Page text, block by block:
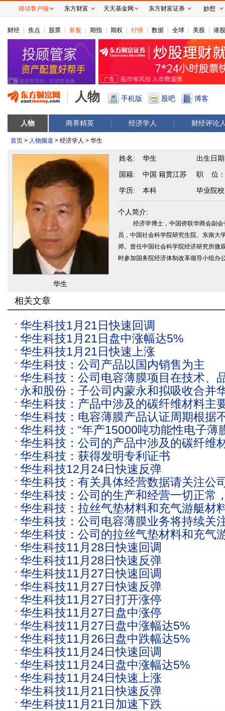
财经 焦点 股票 新股 期指 期权 行情 数据 全球 美股 港股
人物 手机版 股吧 博客
人物 商界精英 经济学人 财经评论
首页 > 人物频道 > 经济学人 > 华生
华生
姓名: 华生 出生日
国籍: 中国 籍贯江苏 职 位：
学历: 本科 毕业院
个人简介:
经济学博士，中国侨联华商会副
员，中国社会科学院研究生院、东南大
师。曾任中国社会科学院经济研究所微
时参加国务院经济体制改革领导小组办
相关文章
华生科技1月21日快速回调
华生科技1月21日盘中涨幅达5%
华生科技1月21日快速上涨
华生科技：公司产品以国内销售为主
华生科技：公司电容薄膜项目在技术、
在稳步推进
永和股份：子公司内蒙永和拟吸收合并
华生科技：产品中涉及的碳纤维材料主
布复合面料
华生科技：电容薄膜产品认证周期根据
同的应用场景会有所不同
华生科技：“年产15000吨功能性电子薄
目”目前正顺利有序推进中
华生科技：公司的产品中涉及的碳纤维
纤维基布复合面料，具有相关发明专利
华生科技：获得发明专利证书
华生科技12月24日快速反弹
华生科技：有关具体经营数据请关注公
华生科技：公司的生产和经营一切正常
发展态势
华生科技：拉丝气垫材料和充气游艇材
欧盟国家
华生科技：公司电容薄膜业务将持续关
沿
华生科技：公司的拉丝气垫材料和充气
出口至欧盟国家
华生科技11月28日快速回调
华生科技11月28日快速反弹
华生科技11月27日快速回调
华生科技11月27日快速反弹
华生科技11月27日打开涨停
华生科技11月27日盘中涨停
华生科技11月27日盘中涨幅达5%
华生科技11月26日盘中跌幅达5%
华生科技11月24日快速回调
华生科技11月24日盘中涨幅达5%
华生科技11月24日快速上涨
华生科技11月21日快速反弹
华生科技11月21日加速下跌
移动客户端 东方财富 天天基金网 东方财富证券 妙想